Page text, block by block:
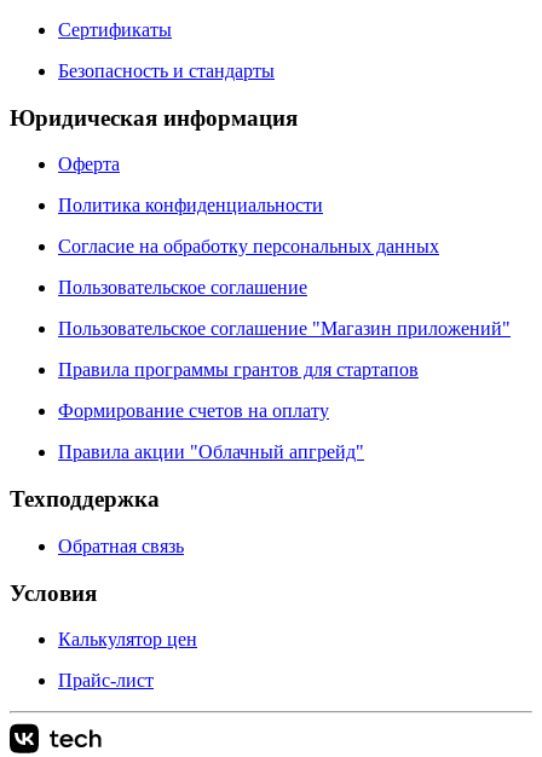
Сертификаты
Безопасность и стандарты
Юридическая информация
Оферта
Политика конфиденциальности
Согласие на обработку персональных данных
Пользовательское соглашение
Пользовательское соглашение "Магазин приложений"
Правила программы грантов для стартапов
Формирование счетов на оплату
Правила акции "Облачный апгрейд"
Техподдержка
Обратная связь
Условия
Калькулятор цен
Прайс-лист